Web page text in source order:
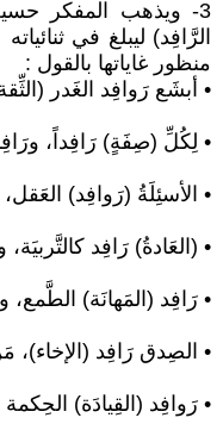
3- ويذهب المفكر
الرَّافِد) ليبلغ في
منظور غاياتها بالقول :
• أبشَع رَوافِد الغَدر
• لِكُلِّ (صِفَةٍ) رَافِداً،
• الأسئِلَةُ (رَوافِد)
• (العَادةُ) رَافِد
• رَافِد (المَهانَة) الطَّمع،
• الصِدق رَافِد (الإخاء)،
• رَوافِد (القِيادَة)